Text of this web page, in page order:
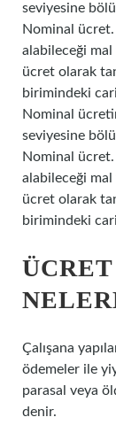
seviyesine
Nominal
alabileceği
ücret olarak
birimindeki
Nominal
seviyesine
Nominal
alabileceği
ücret olarak
birimindeki
Çalışana
ödemeler ile
parasal veya
denir.